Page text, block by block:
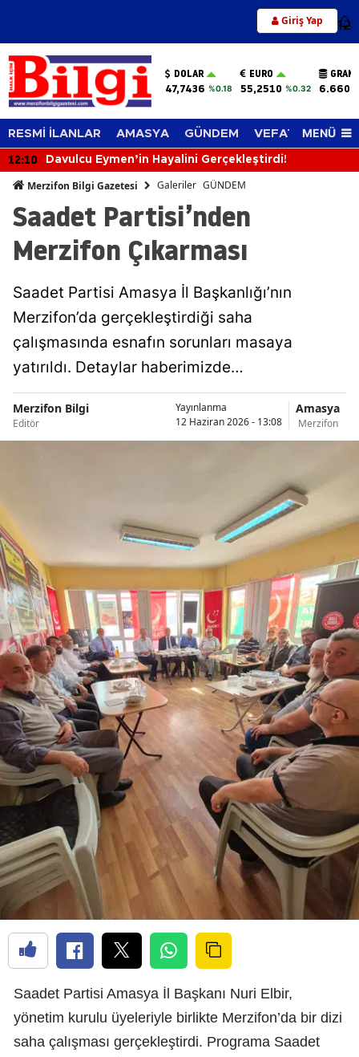
Giriş Yap 12
DOLAR
47,7436 %0.18
EURO
55,2510 %0.32
RESMİ İLANLAR AMASYA GÜNDEM VEFAT EDENLER
MENÜ
11:12
Reçel Yaparken Bu Hataları Sakın Yapmayın! Kıvamı
Merzifon Bilgi Gazetesi Galeriler GÜNDEM
Saadet Partisi’nden
Merzifon Çıkarması
Saadet Partisi Amasya İl Başkanlığı’nın
Merzifon’da gerçekleştirdiği saha
çalışmasında esnafın sorunları masaya
yatırıldı. Detaylar haberimizde…
Merzifon Bilgi
Editör
Yayınlanma
12 Haziran 2026 - 13:08
Amasya
Merzifon
Saadet Partisi Amasya İl Başkanı Nuri Elbir,
yönetim kurulu üyeleriyle birlikte Merzifon’da bir dizi
saha çalışması gerçekleştirdi. Programa Saadet